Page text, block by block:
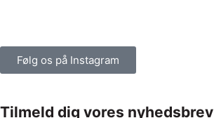
Følg os på Instagram
Tilmeld dig vores nyhedsbrev